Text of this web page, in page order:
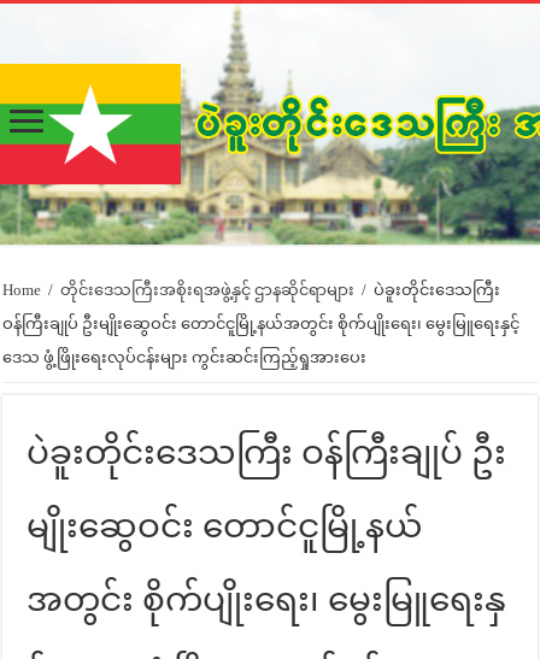
Home / တိုင်းဒေသကြီးအစိုးရအဖွဲ့နှင့် ဌာနဆိုင်ရာများ / ပဲခူးတိုင်းဒေသကြီး
ဝန်ကြီးချုပ် ဦးမျိုးဆွေဝင်း တောင်ငူမြို့နယ်အတွင်း စိုက်ပျိုးရေး၊ မွေးမြူရေးနှင့်
ဒေသ ဖွံ့ဖြိုးရေးလုပ်ငန်းများ ကွင်းဆင်းကြည့်ရှုအားပေး
ပဲခူးတိုင်းဒေသကြီး ဝန်ကြီးချုပ် ဦး
မျိုးဆွေဝင်း တောင်ငူမြို့နယ်
အတွင်း စိုက်ပျိုးရေး၊ မွေးမြူရေးနှ